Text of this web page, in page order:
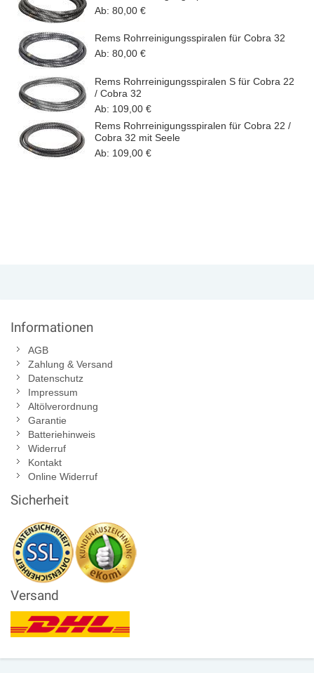
Ab: 80,00 €
Rems Rohrreinigungsspiralen für Cobra 32
Ab: 80,00 €
Rems Rohrreinigungsspiralen S für Cobra 22
/ Cobra 32
Ab: 109,00 €
Rems Rohrreinigungsspiralen für Cobra 22 /
Cobra 32 mit Seele
Ab: 109,00 €
Informationen
AGB
Zahlung & Versand
Datenschutz
Impressum
Altölverordnung
Garantie
Batteriehinweis
Widerruf
Kontakt
Online Widerruf
Sicherheit
Versand